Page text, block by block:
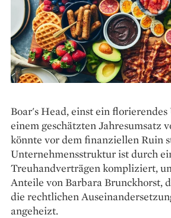
Boar's Head, einst ein
einem geschätzten Jahresumsatz
könnte vor dem finanziellen Ruin
Unternehmensstruktur ist durch
Treuhandverträgen kompliziert,
Anteile von Barbara Brunckhorst,
die rechtlichen
angeheizt.